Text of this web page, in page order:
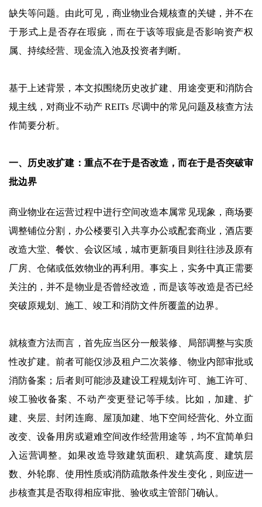
缺失等问题。由此可见，商业物业合规核查的关键，并不在
于形式上是否存在瑕疵，而在于该等瑕疵是否影响资产权
属、持续经营、现金流入池及投资者判断。
基于上述背景，本文拟围绕历史改扩建、用途变更和消防合
规主线，对商业不动产 REITs 尽调中的常见问题及核查方法
作简要分析。
一、历史改扩建：重点不在于是否改造，而在于是否突破审
批边界
商业物业在运营过程中进行空间改造本属常见现象，商场要
调整铺位分割，办公楼要引入共享办公或配套商业，酒店要
改造大堂、餐饮、会议区域，城市更新项目则往往涉及原有
厂房、仓储或低效物业的再利用。事实上，实务中真正需要
关注的，并不是物业是否曾经改造，而是该等改造是否已经
突破原规划、施工、竣工和消防文件所覆盖的边界。
就核查方法而言，首先应当区分一般装修、局部调整与实质
性改扩建。前者可能仅涉及租户二次装修、物业内部审批或
消防备案；后者则可能涉及建设工程规划许可、施工许可、
竣工验收备案、不动产变更登记等手续。比如，加建、扩
建、夹层、封闭连廊、屋顶加建、地下空间经营化、外立面
改变、设备用房或避难空间改作经营用途等，均不宜简单归
入运营调整。如果改造导致建筑面积、建筑高度、建筑层
数、外轮廓、使用性质或消防疏散条件发生变化，则应进一
步核查其是否取得相应审批、验收或主管部门确认。